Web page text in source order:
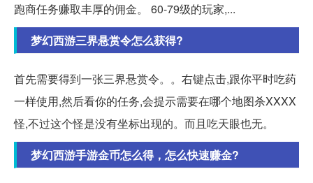
跑商任务赚取丰厚的佣金。 60-79级的玩家,...
梦幻西游三界悬赏令怎么获得?
首先需要得到一张三界悬赏令。。右键点击,跟你平时吃药
一样使用,然后看你的任务,会提示需要在哪个地图杀XXXX
怪,不过这个怪是没有坐标出现的。而且吃天眼也无。
梦幻西游手游金币怎么得，怎么快速赚金?